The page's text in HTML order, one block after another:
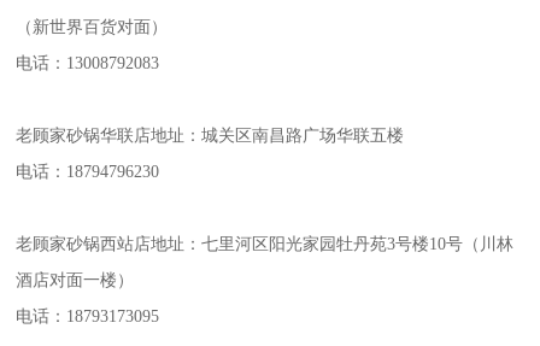
（新世界百货对面）
电话：13008792083
老顾家砂锅华联店地址：城关区南昌路广场华联五楼
电话：18794796230
老顾家砂锅西站店地址：七里河区阳光家园牡丹苑3号楼10号（川林
酒店对面一楼）
电话：18793173095